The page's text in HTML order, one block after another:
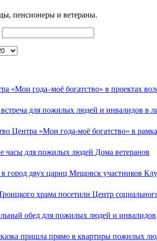
пенсионеры и ветераны.
«Мои года–моё богатство» в проектах
для пожилых людей и инвалидов в
Центра «Мои года-моё богатство» в
часы для пожилых людей Дома ветеранов
город двух цариц Мещовск участников
храма посетили Центр
обед для пожилых людей и инвалидов
пришла прямо в квартиры пожилых